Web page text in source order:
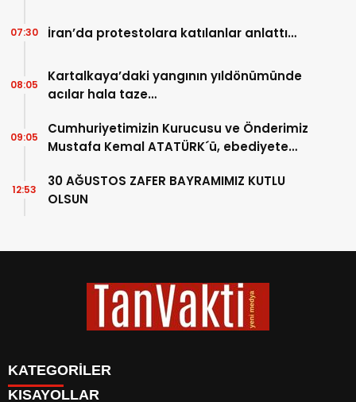
İran’da protestolara katılanlar anlattı…
07:30
Kartalkaya’daki yangının yıldönümünde
acılar hala taze…
08:05
Cumhuriyetimizin Kurucusu ve Önderimiz
Mustafa Kemal ATATÜRK´ü, ebediyete
09:05
30 AĞUSTOS ZAFER BAYRAMIMIZ KUTLU
OLSUN
12:53
KATEGORİLER
KISAYOLLAR